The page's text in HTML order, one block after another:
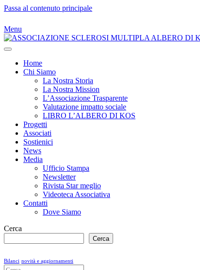
Passa al contenuto principale
Menu
Home
Chi Siamo
La Nostra Storia
La Nostra Mission
L’Associazione Trasparente
Valutazione impatto sociale
LIBRO L’ALBERO DI KOS
Progetti
Associati
Sostienici
News
Media
Ufficio Stampa
Newsletter
Rivista Star meglio
Videoteca Associativa
Contatti
Dove Siamo
Cerca
Cerca
Bilanci novità e aggiornamenti